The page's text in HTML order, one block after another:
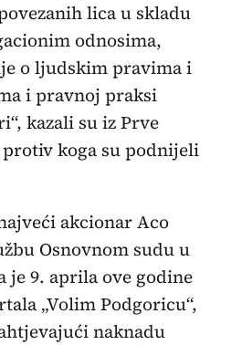
lica u skladu
odnosima,
o ljudskim pravima i
i pravnoj praksi
kazali su iz Prve
koga su podnijeli
akcionar Aco
Osnovnom sudu u
je 9. aprila ove godine
„Volim Podgoricu“,
naknadu